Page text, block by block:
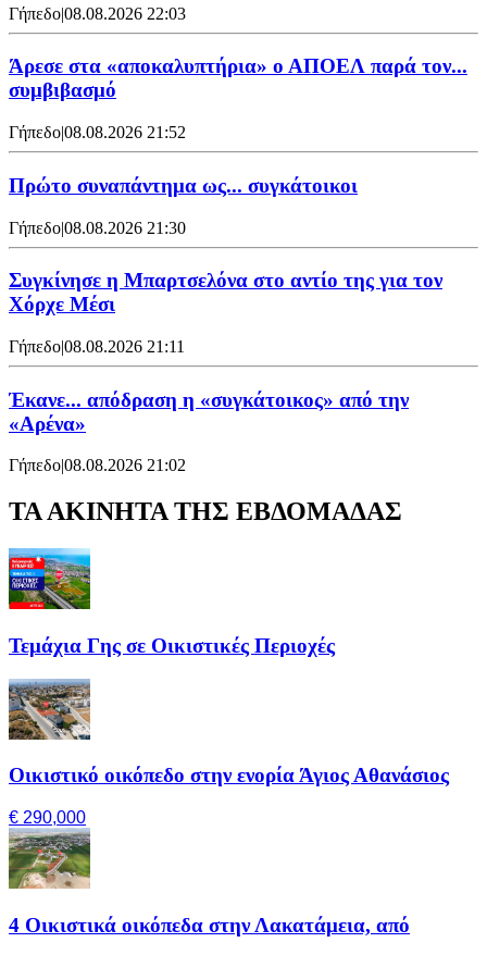
Γήπεδο|08.08.2026 22:03
Άρεσε στα «αποκαλυπτήρια» ο ΑΠΟΕΛ παρά τον...
συμβιβασμό
Γήπεδο|08.08.2026 21:52
Πρώτο συναπάντημα ως... συγκάτοικοι
Γήπεδο|08.08.2026 21:30
Συγκίνησε η Μπαρτσελόνα στο αντίο της για τον
Χόρχε Μέσι
Γήπεδο|08.08.2026 21:11
Έκανε... απόδραση η «συγκάτοικος» από την
«Αρένα»
Γήπεδο|08.08.2026 21:02
ΤΑ ΑΚΙΝΗΤΑ ΤΗΣ ΕΒΔΟΜΑΔΑΣ
Τεμάχια Γης σε Οικιστικές Περιοχές
Οικιστικό οικόπεδο στην ενορία Άγιος Αθανάσιος
€ 290,000
4 Οικιστικά οικόπεδα στην Λακατάμεια, από